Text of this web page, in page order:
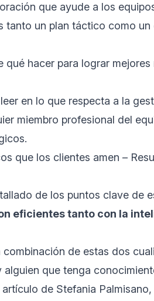
que ayude a los
tanto un plan táctico como un
hacer para lograr mejores
en lo que respecta a la
miembro profesional del
que los clientes amen –
de los puntos clave de
eficientes tanto con la
de estas dos
que tenga
de Stefania